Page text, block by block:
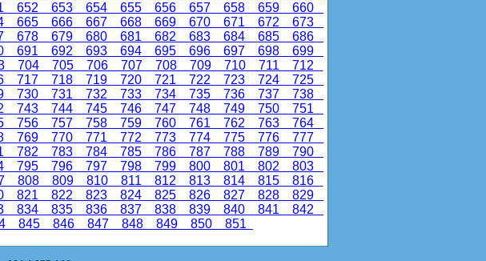
652 653 654 655 656 657 658 659
660
665 666 667 668 669 670 671 672
673
678 679 680 681 682 683 684 685
686
691 692 693 694 695 696 697 698
699
704 705 706 707 708 709 710 711
712
717 718 719 720 721 722 723 724
725
730 731 732 733 734 735 736 737
738
743 744 745 746 747 748 749 750
751
756 757 758 759 760 761 762 763
764
769 770 771 772 773 774 775 776
777
782 783 784 785 786 787 788 789
790
795 796 797 798 799 800 801 802
803
808 809 810 811 812 813 814 815
816
821 822 823 824 825 826 827 828
829
834 835 836 837 838 839 840 841
842
845 846 847 848 849 850 851